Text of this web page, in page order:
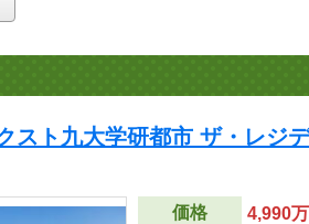
スト九大学研都市 ザ・レジ
価格
4,990